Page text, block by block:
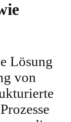
Lösung
von